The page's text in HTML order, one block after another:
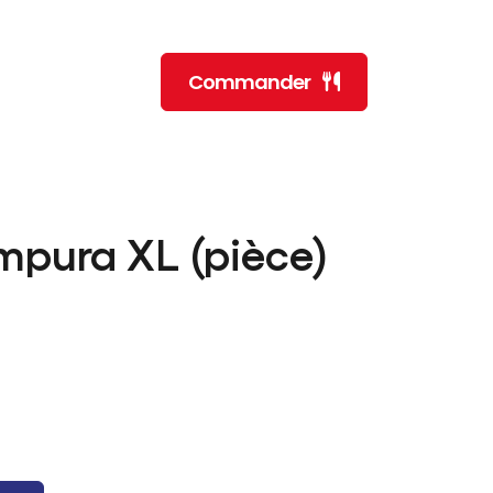
Commander
XL (pièce)